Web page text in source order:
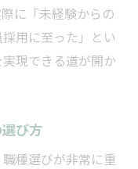
に「未経験からの
用に至った」とい
現できる道が開か
び方
種選びが非常に重